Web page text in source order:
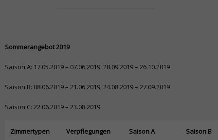
Sommerangebot 2019
Saison A: 17.05.2019 – 07.06.2019, 28.09.2019 – 26.10.2019
Saison B: 08.06.2019 – 21.06.2019, 24.08.2019 – 27.09.2019
Saison C: 22.06.2019 – 23.08.2019
Zimmertypen Verpflegungen Saison A Saison B